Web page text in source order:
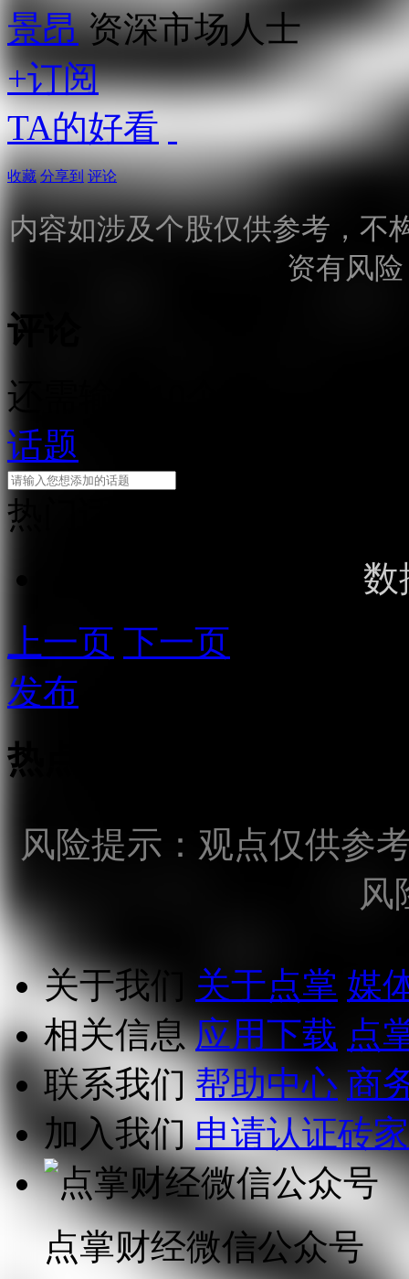
景昂 资深市场人士
+订阅
TA的好看
收藏 分享到 评论
内容如涉及个股仅供参考，不
资有风
评论
还需输入10个字
话题
热门话题
数
上一页 下一页
发布
热点话题
风险提示：观点仅供参
风
关于我们 关于点掌 媒
相关信息 应用下载 点
联系我们 帮助中心 商
加入我们 申请认证砖家
点掌财经微信公众号